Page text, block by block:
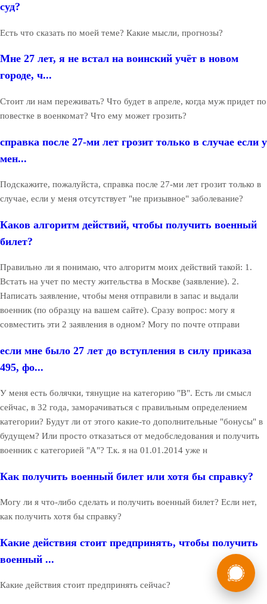
суд?
Есть что сказать по моей теме? Какие мысли, прогнозы?
Мне 27 лет, я не встал на воинский учёт в новом
городе, ч...
Стоит ли нам переживать? Что будет в апреле, когда муж придет по
повестке в военкомат? Что ему может грозить?
справка после 27-ми лет грозит только в случае если у
мен...
Подскажите, пожалуйста, справка после 27-ми лет грозит только в
случае, если у меня отсутствует "не призывное" заболевание?
Каков алгоритм действий, чтобы получить военный
билет?
Правильно ли я понимаю, что алгоритм моих действий такой: 1.
Встать на учет по месту жительства в Москве (заявление). 2.
Написать заявление, чтобы меня отправили в запас и выдали
военник (по образцу на вашем сайте). Сразу вопрос: могу я
совместить эти 2 заявления в одном? Могу по почте отправи
если мне было 27 лет до вступления в силу приказа
495, фо...
У меня есть болячки, тянущие на категорию "В". Есть ли смысл
сейчас, в 32 года, заморачиваться с правильным определением
категории? Будут ли от этого какие-то дополнительные "бонусы" в
будущем? Или просто отказаться от медобследования и получить
военник с категорией "А"? Т.к. я на 01.01.2014 уже н
Как получить военный билет или хотя бы справку?
Могу ли я что-либо сделать и получить военный билет? Если нет,
как получить хотя бы справку?
Какие действия стоит предпринять, чтобы получить
военный ...
Какие действия стоит предпринять сейчас?
Мы в России
Бесплатная
консультация
8 (800) 775-35-89